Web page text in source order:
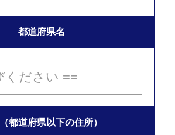
都道府県名
都道府県以下の住所）